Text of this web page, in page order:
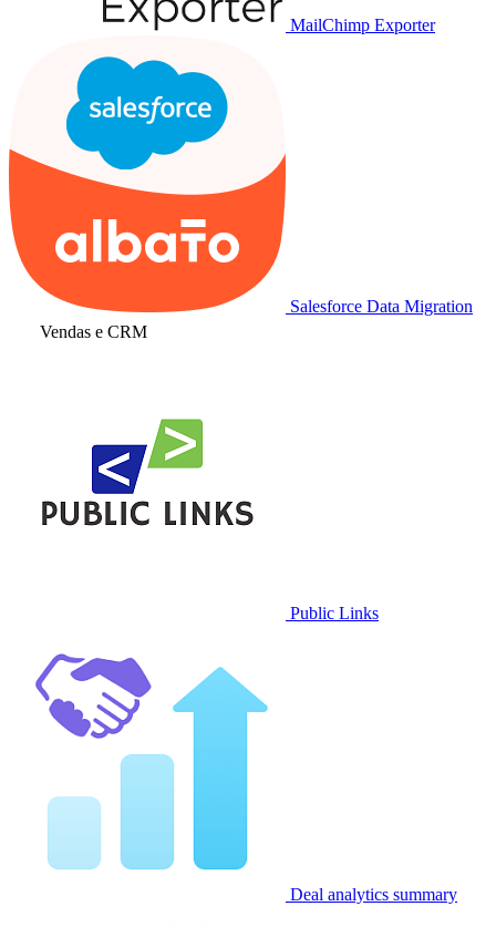
MailChimp Exporter
Salesforce Data Migration
Vendas e CRM
Public Links
Deal analytics summary